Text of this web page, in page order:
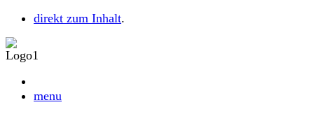
direkt zum Inhalt.
menu